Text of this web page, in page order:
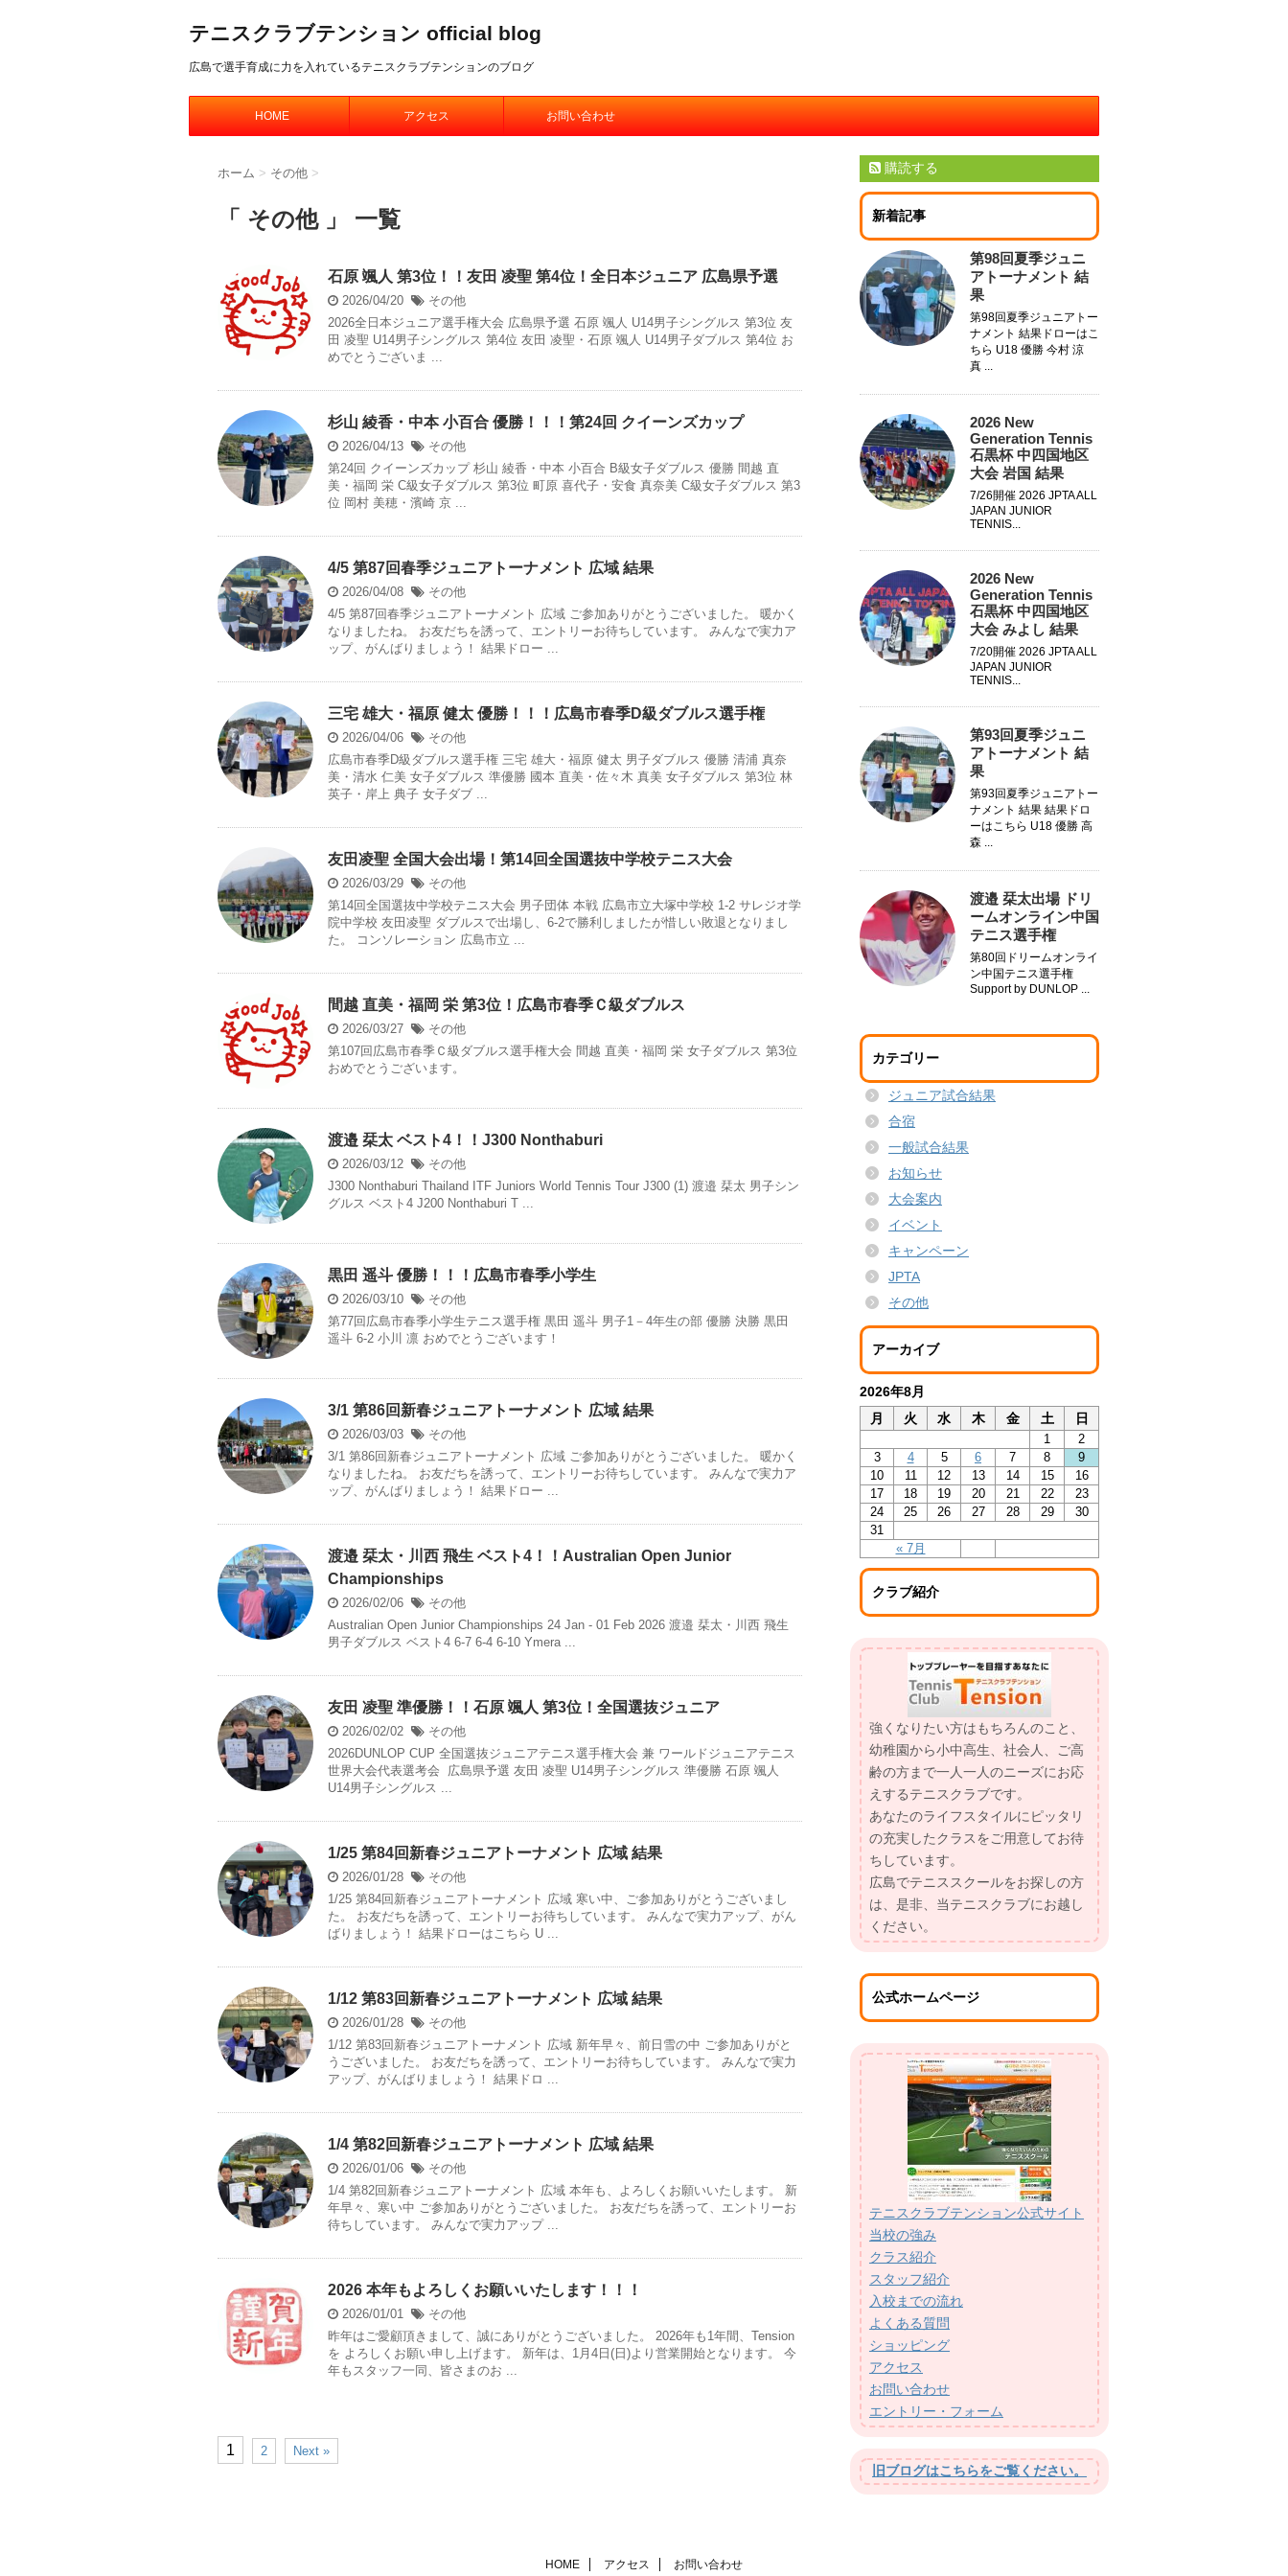
テニスクラブテンション official blog
広島で選手育成に力を入れているテニスクラブテンションのブログ
HOME アクセス お問い合わせ
ホーム > その他 >
「 その他 」 一覧
石原 颯人 第3位！！友田 凌聖 第4位！全日本ジュニア 広島県予選
2026/04/20
その他
2026全日本ジュニア選手権大会 広島県予選 石原 颯人 U14男子シングルス 第3位 友
田 凌聖 U14男子シングルス 第4位 友田 凌聖・石原 颯人 U14男子ダブルス 第4位 お
めでとうございま ...
杉山 綾香・中本 小百合 優勝！！！第24回 クイーンズカップ
2026/04/13
その他
第24回 クイーンズカップ 杉山 綾香・中本 小百合 B級女子ダブルス 優勝 間越 直
美・福岡 栄 C級女子ダブルス 第3位 町原 喜代子・安食 真奈美 C級女子ダブルス 第3
位 岡村 美穂・濱崎 京 ...
4/5 第87回春季ジュニアトーナメント 広域 結果
2026/04/08
その他
4/5 第87回春季ジュニアトーナメント 広域 ご参加ありがとうございました。 暖かく
なりましたね。 お友だちを誘って、エントリーお待ちしています。 みんなで実力ア
ップ、がんばりましょう！ 結果ドロー ...
三宅 雄大・福原 健太 優勝！！！広島市春季D級ダブルス選手権
2026/04/06
その他
広島市春季D級ダブルス選手権 三宅 雄大・福原 健太 男子ダブルス 優勝 清浦 真奈
美・清水 仁美 女子ダブルス 準優勝 國本 直美・佐々木 真美 女子ダブルス 第3位 林
英子・岸上 典子 女子ダブ ...
友田凌聖 全国大会出場！第14回全国選抜中学校テニス大会
2026/03/29
その他
第14回全国選抜中学校テニス大会 男子団体 本戦 広島市立大塚中学校 1-2 サレジオ学
院中学校 友田凌聖 ダブルスで出場し、6-2で勝利しましたが惜しい敗退となりまし
た。 コンソレーション 広島市立 ...
間越 直美・福岡 栄 第3位！広島市春季Ｃ級ダブルス
2026/03/27
その他
第107回広島市春季Ｃ級ダブルス選手権大会 間越 直美・福岡 栄 女子ダブルス 第3位
おめでとうございます。
渡邉 栞太 ベスト4！！J300 Nonthaburi
2026/03/12
その他
J300 Nonthaburi Thailand ITF Juniors World Tennis Tour J300 (1) 渡邉 栞太 男子シン
グルス ベスト4 J200 Nonthaburi T ...
黒田 遥斗 優勝！！！広島市春季小学生
2026/03/10
その他
第77回広島市春季小学生テニス選手権 黒田 遥斗 男子1－4年生の部 優勝 決勝 黒田
遥斗 6-2 小川 凛 おめでとうございます！
3/1 第86回新春ジュニアトーナメント 広域 結果
2026/03/03
その他
3/1 第86回新春ジュニアトーナメント 広域 ご参加ありがとうございました。 暖かく
なりましたね。 お友だちを誘って、エントリーお待ちしています。 みんなで実力ア
ップ、がんばりましょう！ 結果ドロー ...
渡邉 栞太・川西 飛生 ベスト4！！Australian Open Junior
Championships
2026/02/06
その他
Australian Open Junior Championships 24 Jan - 01 Feb 2026 渡邉 栞太・川西 飛生
男子ダブルス ベスト4 6-7 6-4 6-10 Ymera ...
友田 凌聖 準優勝！！石原 颯人 第3位！全国選抜ジュニア
2026/02/02
その他
2026DUNLOP CUP 全国選抜ジュニアテニス選手権大会 兼 ワールドジュニアテニス
世界大会代表選考会 広島県予選 友田 凌聖 U14男子シングルス 準優勝 石原 颯人
U14男子シングルス ...
1/25 第84回新春ジュニアトーナメント 広域 結果
2026/01/28
その他
1/25 第84回新春ジュニアトーナメント 広域 寒い中、ご参加ありがとうございまし
た。 お友だちを誘って、エントリーお待ちしています。 みんなで実力アップ、がん
ばりましょう！ 結果ドローはこちら U ...
1/12 第83回新春ジュニアトーナメント 広域 結果
2026/01/28
その他
1/12 第83回新春ジュニアトーナメント 広域 新年早々、前日雪の中 ご参加ありがと
うございました。 お友だちを誘って、エントリーお待ちしています。 みんなで実力
アップ、がんばりましょう！ 結果ドロ ...
1/4 第82回新春ジュニアトーナメント 広域 結果
2026/01/06
その他
1/4 第82回新春ジュニアトーナメント 広域 本年も、よろしくお願いいたします。 新
年早々、寒い中 ご参加ありがとうございました。 お友だちを誘って、エントリーお
待ちしています。 みんなで実力アップ ...
2026 本年もよろしくお願いいたします！！！
2026/01/01
その他
昨年はご愛顧頂きまして、誠にありがとうございました。 2026年も1年間、Tension
を よろしくお願い申し上げます。 新年は、1月4日(日)より営業開始となります。 今
年もスタッフ一同、皆さまのお ...
1 2 Next »
購読する
新着記事
第98回夏季ジュニ
アトーナメント 結
果
第98回夏季ジュニアトー
ナメント 結果ドローはこ
ちら U18 優勝 今村 涼
真 ...
2026 New
Generation Tennis
石黒杯 中四国地区
大会 岩国 結果
7/26開催 2026 JPTA ALL
JAPAN JUNIOR
TENNIS...
2026 New
Generation Tennis
石黒杯 中四国地区
大会 みよし 結果
7/20開催 2026 JPTA ALL
JAPAN JUNIOR
TENNIS...
第93回夏季ジュニ
アトーナメント 結
果
第93回夏季ジュニアトー
ナメント 結果 結果ドロ
ーはこちら U18 優勝 高
森 ...
渡邉 栞太出場 ドリ
ームオンライン中国
テニス選手権
第80回ドリームオンライ
ン中国テニス選手権
Support by DUNLOP ...
カテゴリー
ジュニア試合結果
合宿
一般試合結果
お知らせ
大会案内
イベント
キャンペーン
JPTA
その他
アーカイブ
2026年8月
月
火 水 木 金 土 日
« 7月
1
2
3
4 5 6 7 8
9
10
11 12 13 14 15
16
17
18 19 20 21 22
23
24
25 26 27 28 29
30
31
クラブ紹介
強くなりたい方はもちろんのこと、
幼稚園から小中高生、社会人、ご高
齢の方まで一人一人のニーズにお応
えするテニスクラブです。
あなたのライフスタイルにピッタリ
の充実したクラスをご用意してお待
ちしています。
広島でテニススクールをお探しの方
は、是非、当テニスクラブにお越し
ください。
公式ホームページ
テニスクラブテンション公式サイト
当校の強み
クラス紹介
スタッフ紹介
入校までの流れ
よくある質問
ショッピング
アクセス
お問い合わせ
エントリー・フォーム
旧ブログはこちらをご覧ください。
HOME アクセス お問い合わせ